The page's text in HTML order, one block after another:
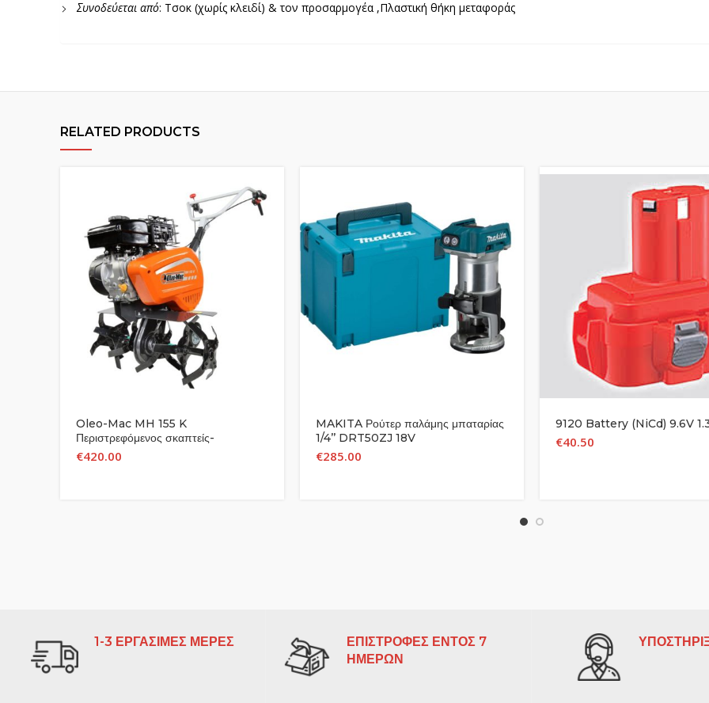
Συνοδεύεται από: Τσοκ (χωρίς κλειδί) & τον προσαρμογέα ,Πλαστική θήκη μεταφοράς
RELATED PRODUCTS
Oleo-Mac MH 155 K
Περιστρεφόμενος σκαπτείς-
καλλιεργητής
€420.00
MAKITA Ρούτερ παλάμης μπαταρίας
1/4’’ DRT50ZJ 18V
€285.00
9120 Battery (NiCd) 9.6V
€40.50
1-3 ΕΡΓΑΣΙΜΕΣ ΜΕΡΕΣ
ΕΠΙΣΤΡΟΦΕΣ ΕΝΤΟΣ 7
ΗΜΕΡΩΝ